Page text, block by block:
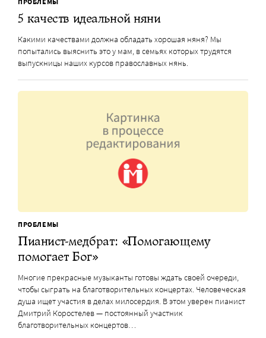
5 качеств идеальной няни
Какими качествами должна обладать хорошая няня? Мы
попытались выяснить это у мам, в семьях которых трудятся
выпускницы наших курсов православных нянь.
ПРОБЛЕМЫ
Пианист-медбрат: «Помогающему
помогает Бог»
Многие прекрасные музыканты готовы ждать своей очереди,
чтобы сыграть на благотворительных концертах. Человеческая
душа ищет участия в делах милосердия. В этом уверен пианист
Дмитрий Коростелев — постоянный участник
благотворительных концертов…